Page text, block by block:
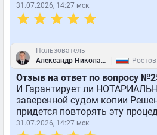
31.07.2026, 14:27 мск
Пользователь
Александр Николаевич
Отзыв на ответ по вопросу
И Гарантирует ли
заверенной судом копии
придется повторять эту
31.07.2026, 14:27 мск